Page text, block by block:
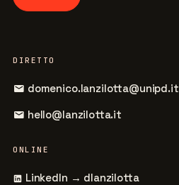
DIRETTO
mail domenico.lanzilotta@unipd.it
mail hello@lanzilotta.it
ONLINE
LinkedIn → dlanzilotta